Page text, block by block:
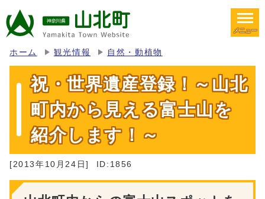
メニュー
ホーム 観光情報 自然・動植物
祝・世界遺産登録！～山北
町内から見える富士山を
紹介します！～
[2013年10月24日] ID:1856